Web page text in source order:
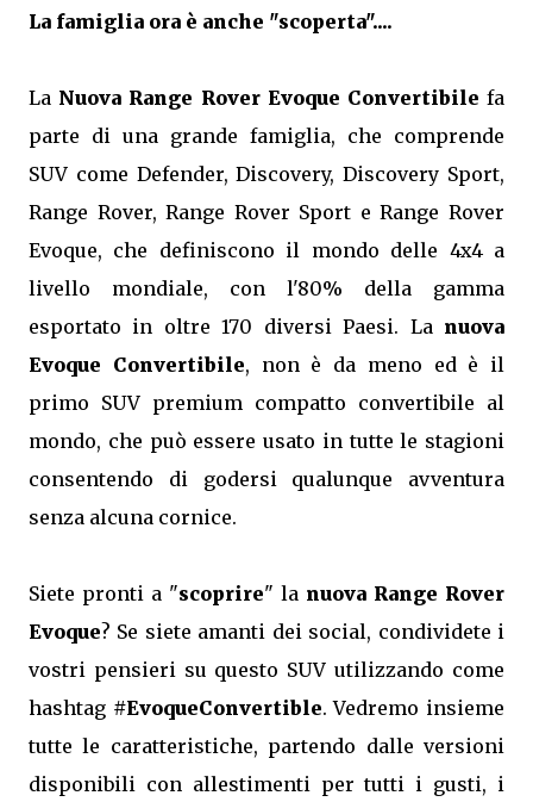
La famiglia ora è anche "scoperta"....
La Nuova Range Rover Evoque Convertibile fa
parte di una grande famiglia, che comprende
SUV come Defender, Discovery, Discovery Sport,
Range Rover, Range Rover Sport e Range Rover
Evoque, che definiscono il mondo delle 4x4 a
livello mondiale, con l'80% della gamma
esportato in oltre 170 diversi Paesi. La nuova
Evoque Convertibile, non è da meno ed è il
primo SUV premium compatto convertibile al
mondo, che può essere usato in tutte le stagioni
consentendo di godersi qualunque avventura
senza alcuna cornice.
Siete pronti a "scoprire" la nuova Range Rover
Evoque? Se siete amanti dei social, condividete i
vostri pensieri su questo SUV utilizzando come
hashtag #EvoqueConvertible. Vedremo insieme
tutte le caratteristiche, partendo dalle versioni
disponibili con allestimenti per tutti i gusti, i